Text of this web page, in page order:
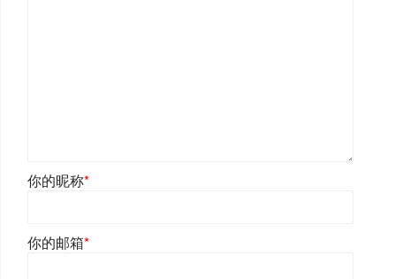
你的昵称*
你的邮箱*